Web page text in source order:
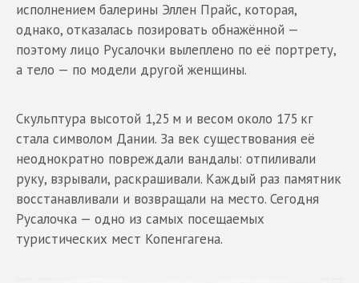
исполнением балерины Эллен Прайс, которая,
однако, отказалась позировать обнажённой —
поэтому лицо Русалочки вылеплено по её портрету,
а тело — по модели другой женщины.
Скульптура высотой 1,25 м и весом около 175 кг
стала символом Дании. За век существования её
неоднократно повреждали вандалы: отпиливали
руку, взрывали, раскрашивали. Каждый раз памятник
восстанавливали и возвращали на место. Сегодня
Русалочка — одно из самых посещаемых
туристических мест Копенгагена.